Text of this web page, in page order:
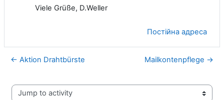
Viele Grüße, D.Weller
Постійна адреса
← Aktion Drahtbürste Mailkontenpflege →
Jump to activity